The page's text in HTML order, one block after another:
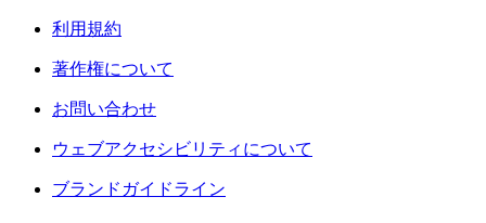
利用規約
著作権について
お問い合わせ
ウェブアクセシビリティについて
ブランドガイドライン